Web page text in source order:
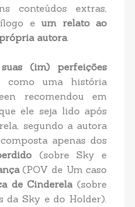
conteúdos extras,
eum relato ao
autora.
(im) perfeições
como uma história
recomendou em
ele seja lido após
segundo a autora
apenas dos
(sobre Sky e
(POV de Um caso
de Cinderela(sobre
da Sky e do Holder).